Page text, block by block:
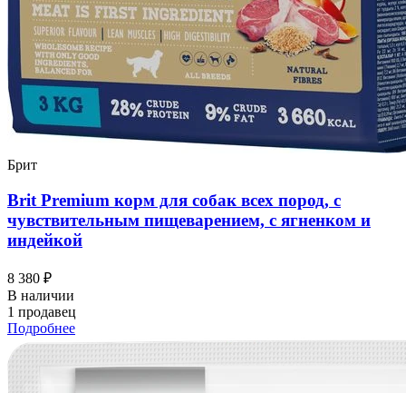
Брит
Brit Premium корм для собак всех пород, с
чувствительным пищеварением, с ягненком и
индейкой
8 380 ₽
В наличии
1 продавец
Подробнее